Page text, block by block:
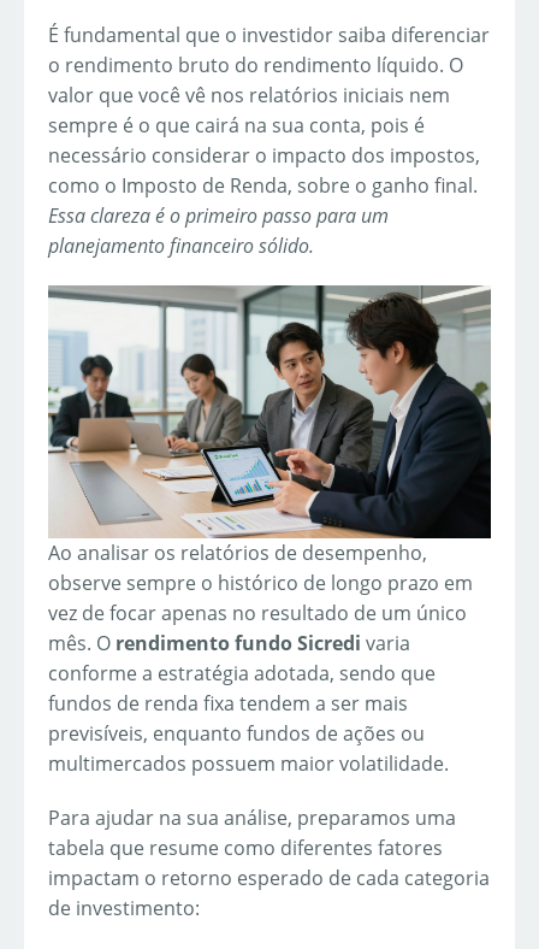
É fundamental que o investidor saiba diferenciar
o rendimento bruto do rendimento líquido. O
valor que você vê nos relatórios iniciais nem
sempre é o que cairá na sua conta, pois é
necessário considerar o impacto dos impostos,
como o Imposto de Renda, sobre o ganho final.
Essa clareza é o primeiro passo para um
planejamento financeiro sólido.
Ao analisar os relatórios de desempenho,
observe sempre o histórico de longo prazo em
vez de focar apenas no resultado de um único
mês. O rendimento fundo Sicredi varia
conforme a estratégia adotada, sendo que
fundos de renda fixa tendem a ser mais
previsíveis, enquanto fundos de ações ou
multimercados possuem maior volatilidade.
Para ajudar na sua análise, preparamos uma
tabela que resume como diferentes fatores
impactam o retorno esperado de cada categoria
de investimento: